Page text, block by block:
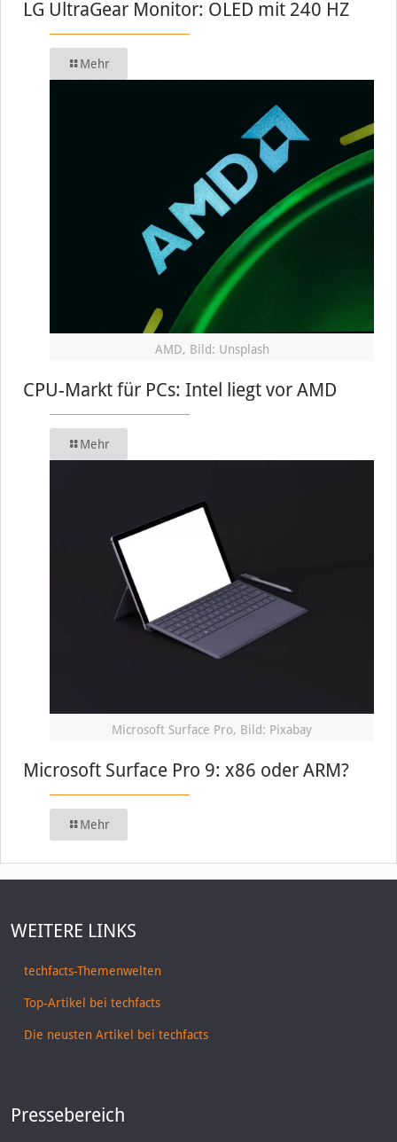
LG UltraGear Monitor: OLED mit 240 HZ
Mehr
AMD, Bild: Unsplash
CPU-Markt für PCs: Intel liegt vor AMD
Mehr
Microsoft Surface Pro, Bild: Pixabay
Microsoft Surface Pro 9: x86 oder ARM?
Mehr
WEITERE LINKS
techfacts-Themenwelten
Top-Artikel bei techfacts
Die neusten Artikel bei techfacts
Pressebereich